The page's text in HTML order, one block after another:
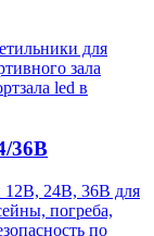
для
зала
led в
36В
12В, 24В, 36В для
погреба,
по